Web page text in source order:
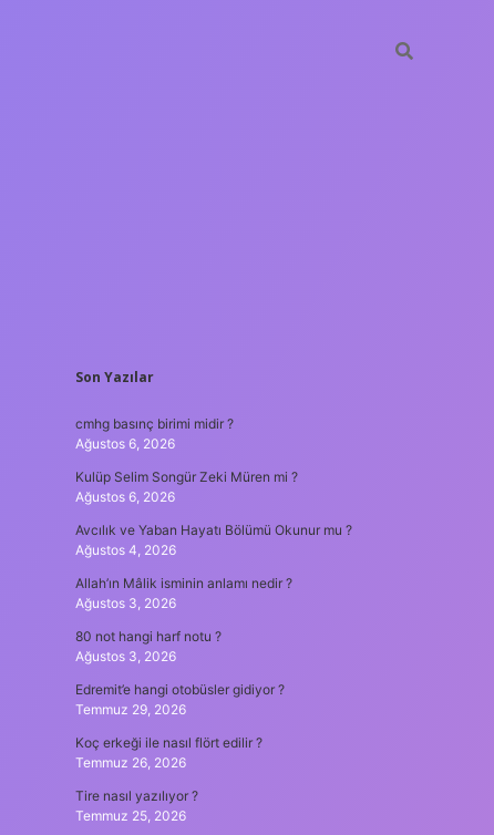
SIDEBAR
Son Yazılar
cmhg basınç birimi midir ?
Ağustos 6, 2026
Kulüp Selim Songür Zeki Müren mi ?
Ağustos 6, 2026
Avcılık ve Yaban Hayatı Bölümü Okunur mu ?
Ağustos 4, 2026
Allah’ın Mâlik isminin anlamı nedir ?
Ağustos 3, 2026
80 not hangi harf notu ?
Ağustos 3, 2026
Edremit’e hangi otobüsler gidiyor ?
Temmuz 29, 2026
Koç erkeği ile nasıl flört edilir ?
Temmuz 26, 2026
Tire nasıl yazılıyor ?
Temmuz 25, 2026